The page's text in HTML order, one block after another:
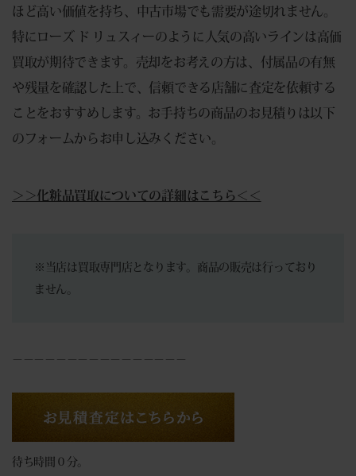
ほど高い価値を持ち、中古市場でも需要が途切れません。
特にローズ ド リュスィーのように人気の高いラインは高価
買取が期待できます。売却をお考えの方は、付属品の有無
や残量を確認した上で、信頼できる店舗に査定を依頼する
ことをおすすめします。お手持ちの商品のお見積りは以下
のフォームからお申し込みください。
＞＞化粧品買取についての詳細はこちら＜＜
※当店は買取専門店となります。商品の販売は行っており
ません。
－－－－－－－－－－－－－－－－
待ち時間０分。